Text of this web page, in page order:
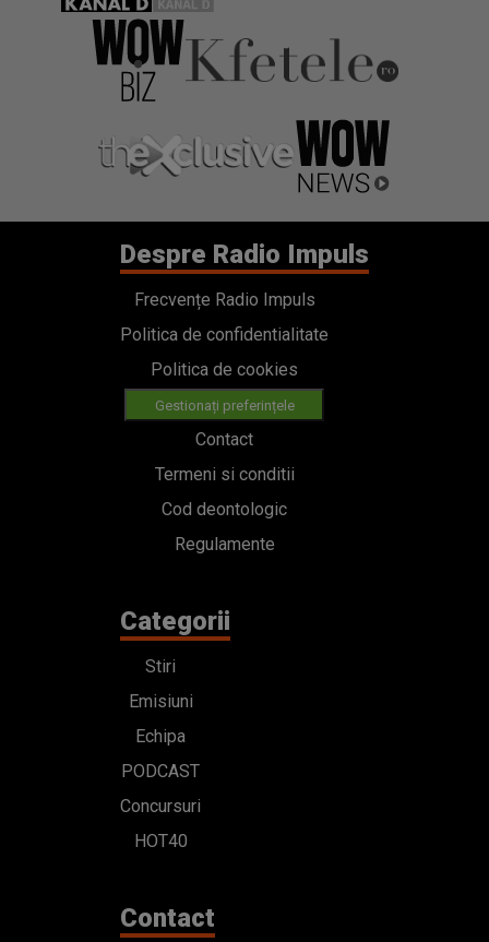
Despre Radio Impuls
Frecvențe Radio Impuls
Politica de confidentialitate
Politica de cookies
Gestionați preferințele
Contact
Termeni si conditii
Cod deontologic
Regulamente
Categorii
Stiri
Emisiuni
Echipa
PODCAST
Concursuri
HOT40
Contact